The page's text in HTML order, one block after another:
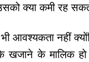
क्या कमी रह
आवश्यकता नहीं
के खजाने के मालिक